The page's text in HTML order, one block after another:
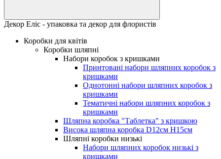
Декор Еліс - упаковка та декор для флористів
Коробки для квітів
Коробки шляпні
Набори коробок з кришками
Принтовані набори шляпних коробок з
кришками
Однотонні набори шляпних коробок з
кришками
Тематичні набори шляпних коробок з
кришками
Шляпна коробка "Таблетка" з кришкою
Висока шляпна коробка D12см H15см
Шляпні коробки низькі
Набори шляпних коробок низькі з
кришками